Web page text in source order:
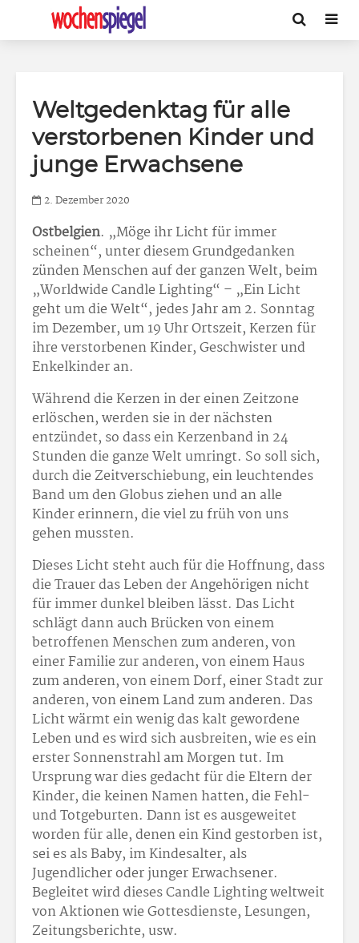
Weltgedenktag für alle
verstorbenen Kinder und
junge Erwachsene
2. Dezember 2020
Ostbelgien. „Möge ihr Licht für immer
scheinen“, unter diesem Grundgedanken
zünden Menschen auf der ganzen Welt, beim
„Worldwide Candle Lighting“ – „Ein Licht
geht um die Welt“, jedes Jahr am 2. Sonntag
im Dezember, um 19 Uhr Ortszeit, Kerzen für
ihre verstorbenen Kinder, Geschwister und
Enkelkinder an.
Während die Kerzen in der einen Zeitzone
erlöschen, werden sie in der nächsten
entzündet, so dass ein Kerzenband in 24
Stunden die ganze Welt umringt. So soll sich,
durch die Zeitverschiebung, ein leuchtendes
Band um den Globus ziehen und an alle
Kinder erinnern, die viel zu früh von uns
gehen mussten.
Dieses Licht steht auch für die Hoffnung, dass
die Trauer das Leben der Angehörigen nicht
für immer dunkel bleiben lässt. Das Licht
schlägt dann auch Brücken von einem
betroffenen Menschen zum anderen, von
einer Familie zur anderen, von einem Haus
zum anderen, von einem Dorf, einer Stadt zur
anderen, von einem Land zum anderen. Das
Licht wärmt ein wenig das kalt gewordene
Leben und es wird sich ausbreiten, wie es ein
erster Sonnenstrahl am Morgen tut. Im
Ursprung war dies gedacht für die Eltern der
Kinder, die keinen Namen hatten, die Fehl-
und Totgeburten. Dann ist es ausgeweitet
worden für alle, denen ein Kind gestorben ist,
sei es als Baby, im Kindesalter, als
Jugendlicher oder junger Erwachsener.
Begleitet wird dieses Candle Lighting weltweit
von Aktionen wie Gottesdienste, Lesungen,
Zeitungsberichte, usw.